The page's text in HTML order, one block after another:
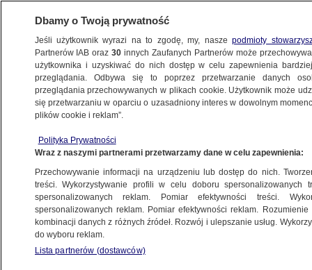
Dbamy o Twoją prywatność
Jeśli użytkownik wyrazi na to zgodę, my, naszepodmioty
Partnerów IAB oraz30 innych Zaufanych Partnerów może
użytkownika i uzyskiwać do nich dostęp w celu zapewnienia
przeglądania. Odbywa się to poprzez przetwarzanie danych
przeglądania przechowywanych w plikach cookie. Użytkownik może
się przetwarzaniu w oparciu o uzasadniony interes w dowolnym
plików cookie i reklam”.
Polityka Prywatności
Wraz z naszymi partnerami przetwarzamy dane w celu zapewnienia:
Przechowywanie informacji na urządzeniu lub dostęp do nich.
treści. Wykorzystywanie profili w celu doboru spersonalizowanych
spersonalizowanych reklam. Pomiar efektywności treści.
spersonalizowanych reklam. Pomiar efektywności reklam.
kombinacji danych z różnych źródeł. Rozwój i ulepszanie usług.
do wyboru reklam.
Lista partnerów (dostawców)